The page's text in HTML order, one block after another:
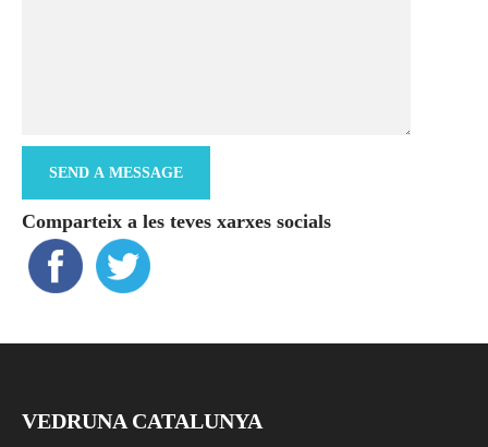
Comparteix a les teves xarxes socials
VEDRUNA CATALUNYA